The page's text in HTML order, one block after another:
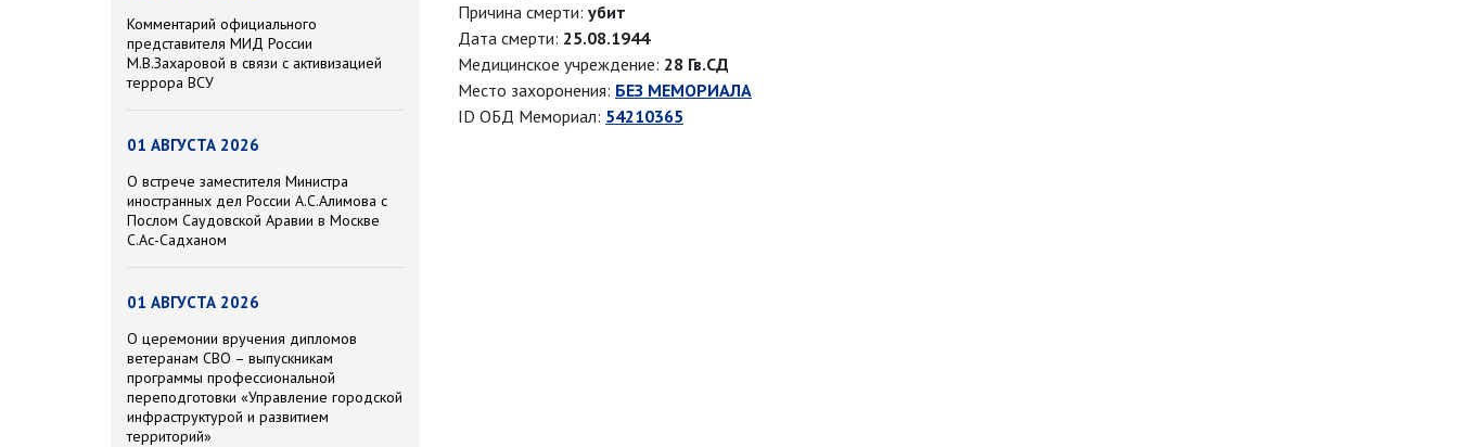
Комментарий официального
представителя МИД России
М.В.Захаровой в связи с активизацией
террора ВСУ
01 АВГУСТА 2026
О встрече заместителя Министра
иностранных дел России А.С.Алимова с
Послом Саудовской Аравии в Москве
С.Ас-Садханом
01 АВГУСТА 2026
О церемонии вручения дипломов
ветеранам СВО – выпускникам
программы профессиональной
переподготовки «Управление городской
инфраструктурой и развитием
территорий»
Причина смерти: убит
Дата смерти: 25.08.1944
Медицинское учреждение: 28 Гв.СД
Место захоронения: БЕЗ МЕМОРИАЛА
ID ОБД Мемориал: 54210365